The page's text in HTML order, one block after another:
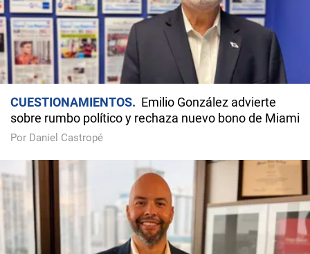
CUESTIONAMIENTOS
Emilio González advierte
sobre rumbo político y rechaza nuevo bono de Miami
Por Daniel Castropé